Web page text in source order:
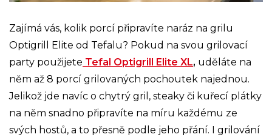
Zajímá vás, kolik porcí připravíte naráz na grilu
Optigrill Elite od Tefalu? Pokud na svou grilovací
party použijete Tefal Optigrill Elite XL, uděláte na
něm až 8 porcí grilovaných pochoutek najednou.
Jelikož jde navíc o chytrý gril, steaky či kuřecí plátky
na něm snadno připravíte na míru každému ze
svých hostů, a to přesně podle jeho přání. I grilování